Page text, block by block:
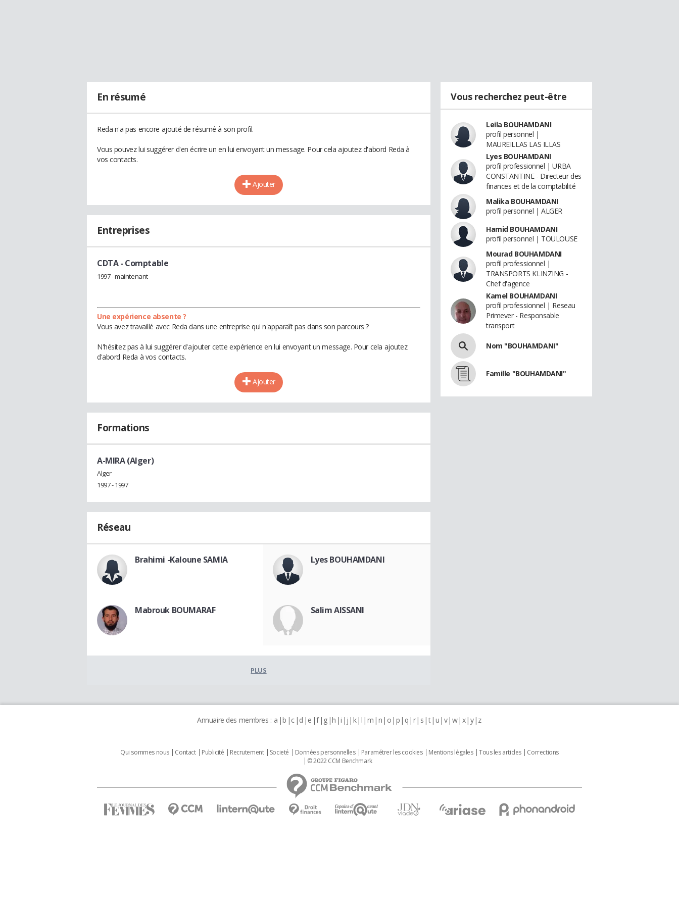
En résumé
Reda n'a pas encore ajouté de résumé à son profil.
Vous pouvez lui suggérer d'en écrire un en lui envoyant un message. Pour cela ajoutez d'abord Reda à
vos contacts.
Ajouter
Entreprises
CDTA- Comptable
1997 - maintenant
Une expérience absente ?
Vous avez travaillé avec Reda dans une entreprise qui n'apparaît pas dans son parcours ?
N'hésitez pas à lui suggérer d'ajouter cette expérience en lui envoyant un message. Pour cela ajoutez
d'abord Reda à vos contacts.
Ajouter
Formations
A-MIRA (Alger)
Alger
1997 - 1997
Réseau
Brahimi -Kaloune SAMIA Lyes BOUHAMDANI
Mabrouk BOUMARAF Salim AISSANI
PLUS
Vous recherchez peut-être
Leila BOUHAMDANI
profil personnel |
MAUREILLAS LAS ILLAS
Lyes BOUHAMDANI
profil professionnel | URBA
CONSTANTINE - Directeur des
finances et de la comptabilité
Malika BOUHAMDANI
profil personnel | ALGER
Hamid BOUHAMDANI
profil personnel | TOULOUSE
Mourad BOUHAMDANI
profil professionnel |
TRANSPORTS KLINZING -
Chef d'agence
Kamel BOUHAMDANI
profil professionnel | Reseau
Primever - Responsable
transport
Nom "BOUHAMDANI"
Famille "BOUHAMDANI"
Annuaire des membres : a b c d e f g h i j k l m n o p q r s t u v w x y z
Qui sommes nous Contact Publicité Recrutement Societé Données personnelles Paramétrer les cookies Mentions légales Tous les articles
Corrections
© 2022 CCM Benchmark